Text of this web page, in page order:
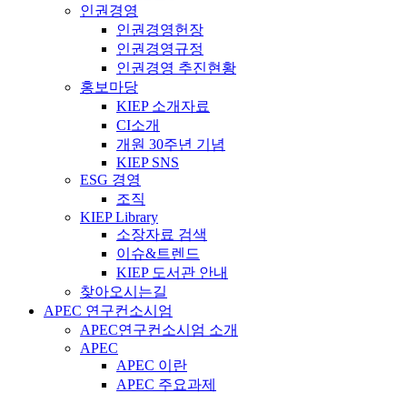
인권경영
인권경영헌장
인권경영규정
인권경영 추진현황
홍보마당
KIEP 소개자료
CI소개
개원 30주년 기념
KIEP SNS
ESG 경영
조직
KIEP Library
소장자료 검색
이슈&트렌드
KIEP 도서관 안내
찾아오시는길
APEC 연구컨소시엄
APEC연구컨소시엄 소개
APEC
APEC 이란
APEC 주요과제